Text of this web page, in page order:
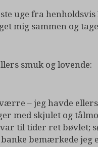
uge fra
mig sammen og
smuk og lovende:
– jeg havde
med skjulet og
til tider ret bøvlet;
bemærkede jeg